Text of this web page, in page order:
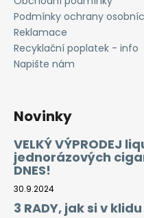
Podmínky ochrany
Reklamace
Recyklační poplatek - info
Napište nám
Novinky
VELKÝ VÝPRODEJ
jednorázových
DNES!
30.9.2024
3 RADY, jak si v